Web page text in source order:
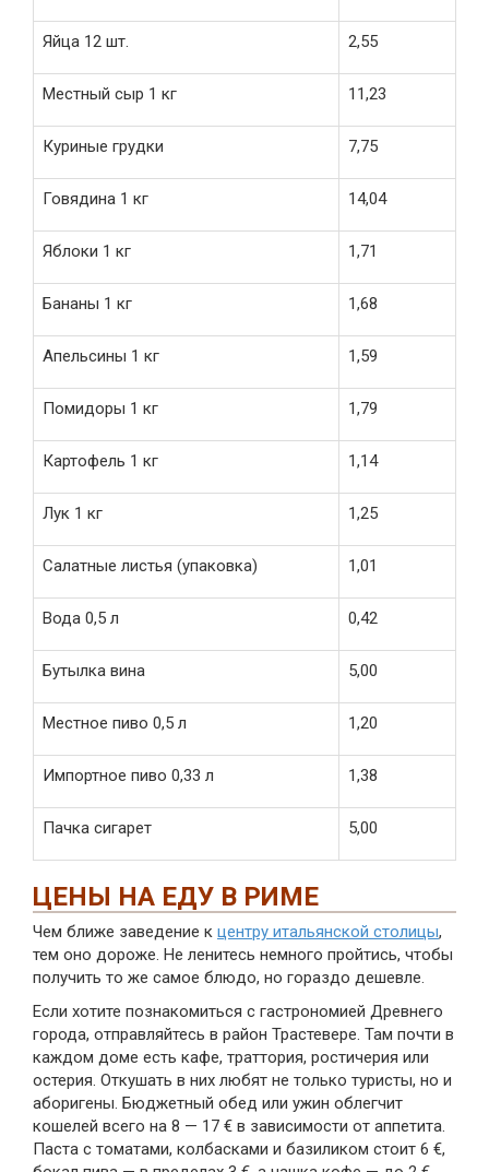
Яйца 12 шт. 2,55
Местный сыр 1 кг 11,23
Куриные грудки 7,75
Говядина 1 кг 14,04
Яблоки 1 кг 1,71
Бананы 1 кг 1,68
Апельсины 1 кг 1,59
Помидоры 1 кг 1,79
Картофель 1 кг 1,14
Лук 1 кг 1,25
Салатные листья (упаковка) 1,01
Вода 0,5 л 0,42
Бутылка вина 5,00
Местное пиво 0,5 л 1,20
Импортное пиво 0,33 л 1,38
Пачка сигарет 5,00
ЦЕНЫ НА ЕДУ В РИМЕ
Чем ближе заведение к центру итальянской столицы,
тем оно дороже. Не ленитесь немного пройтись, чтобы
получить то же самое блюдо, но гораздо дешевле.
Если хотите познакомиться с гастрономией Древнего
города, отправляйтесь в район Трастевере. Там почти в
каждом доме есть кафе, траттория, ростичерия или
остерия. Откушать в них любят не только туристы, но и
аборигены. Бюджетный обед или ужин облегчит
кошелей всего на 8 — 17 € в зависимости от аппетита.
Паста с томатами, колбасками и базиликом стоит 6 €,